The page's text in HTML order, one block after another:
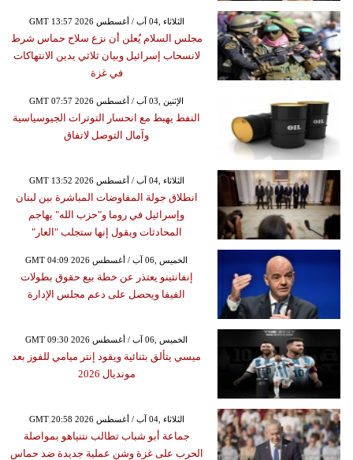
GMT 13:57 2026 الثلاثاء ,04 آب / أغسطس
مجلس السلام يُعلن أن نزع سلاح حماس شرط
لانسحاب إسرائيل وبيان ثلاثي يدين الانتهاكات
في غزة
GMT 07:57 2026 الإثنين ,03 آب / أغسطس
النفط يهبط مع انحسار التوترات الجيوسياسية
وآمال التوصل لاتفاق
GMT 13:52 2026 الثلاثاء ,04 آب / أغسطس
انطلاق جولة المفاوضات المباشرة بين لبنان
وإسرائيل في روما و"حزب الله" يهاجم
المحادثات ويقول إنها ستجلب "العار"
GMT 04:09 2026 الخميس ,06 آب / أغسطس
إنفانتينو يعتذر عن خطة بيع حقوق بطولات
الفيفا ويحصل على دعم مجلس الإدارة
GMT 09:30 2026 الخميس ,06 آب / أغسطس
ميسي يتألق بثنائية ويقود إنتر ميامي للفوز بعد
مونديال 2026
GMT 20:58 2026 الثلاثاء ,04 آب / أغسطس
جماعة أبو شباب تطالب نتنياهو بمواصلة
الحرب على غزة وشن عملية جديدة ضد حماس